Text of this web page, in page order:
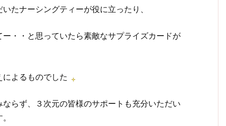
たナーシングティーが役に立ったり、
・・と思っていたら素敵なサプライズカードが
よるものでした
らず、３次元の皆様のサポートも充分いただい